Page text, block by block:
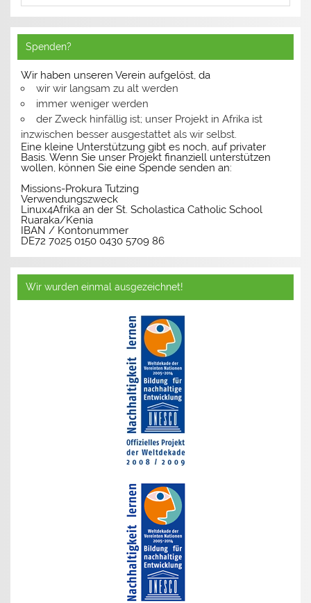
Spenden?
Wir haben unseren Verein aufgelöst, da
wir wir langsam zu alt werden
immer weniger werden
der Zweck hinfällig ist; unser Projekt in Afrika ist
inzwischen besser ausgestattet als wir selbst.
Eine kleine Unterstützung gibt es noch, auf privater
Basis. Wenn Sie unser Projekt finanziell unterstützen
wollen, können Sie eine Spende senden an:
Missions-Prokura Tutzing
Verwendungszweck
Linux4Afrika an der St. Scholastica Catholic School
Ruaraka/Kenia
IBAN / Kontonummer
DE72 7025 0150 0430 5709 86
Wir wurden einmal ausgezeichnet!